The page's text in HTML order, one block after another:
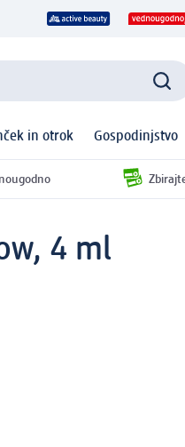
in otrok Gospodinjstvo
4 ml